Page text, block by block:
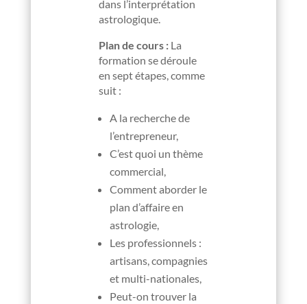
dans l’interprétation
astrologique.
Plan de cours : La
formation se déroule
en sept étapes, comme
suit :
A la recherche de
l’entrepreneur,
C’est quoi un thème
commercial,
Comment aborder le
plan d’affaire en
astrologie,
Les professionnels :
artisans, compagnies
et multi-nationales,
Peut-on trouver la